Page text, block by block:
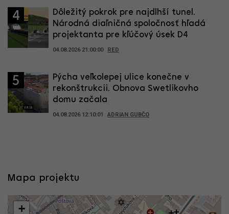
4
Dôležitý pokrok pre najdlhší tunel.
Národná diaľničná spoločnosť hľadá
projektanta pre kľúčový úsek D4
04.08.2026 21:00:00 RED
5
Pýcha veľkolepej ulice konečne v
rekonštrukcii. Obnova Swetlikovho
domu začala
04.08.2026 12:10:01 ADRIAN GUBČO
Mapa projektu
+